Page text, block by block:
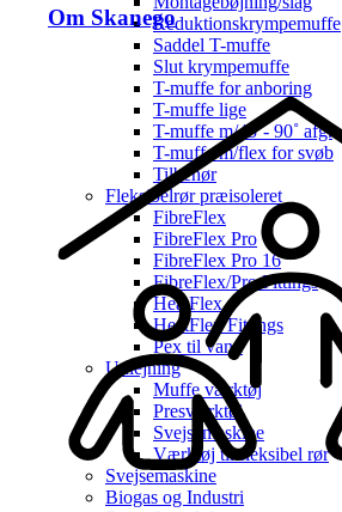
Om SkanegoReduktionskrympemuffe
Saddel T-muffe
Slut krympemuffe
T-muffe for anboring
T-muffe lige
T-muffe m/45˚- 90˚ afg.
T-muffe m/flex for svøb
Tilbehør
Fleksibelrør præisoleret
FibreFlex
FibreFlex Pro
FibreFlex Pro 16
FibreFlex/Pro Fittings
HeatFlex
HeatFlex Fittings
Pex til vand
Udlejning
Muffe værktøj
Presværktøj
Svejsemaskine
Værktøj til fleksibel rør
Svejsemaskine
Biogas og Industri